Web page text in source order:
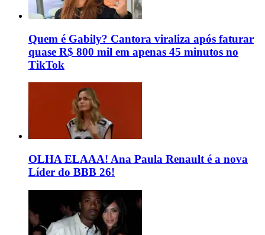
Quem é Gabily? Cantora viraliza após faturar
quase R$ 800 mil em apenas 45 minutos no
TikTok
OLHA ELAAA! Ana Paula Renault é a nova
Líder do BBB 26!